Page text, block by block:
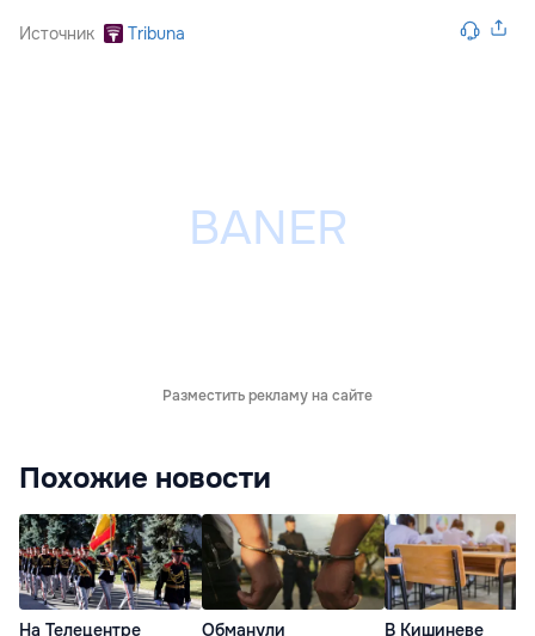
Источник Tribuna
Разместить рекламу на сайте
Похожие новости
На Телецентре
Обманули
В Кишиневе